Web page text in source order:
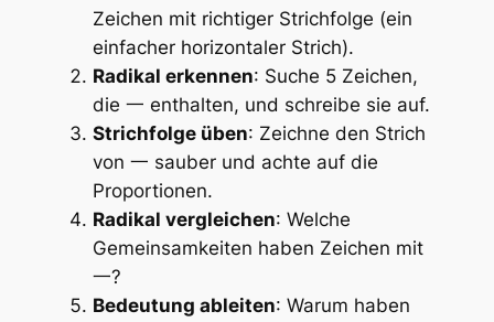
Zeichen mit richtiger Strichfolge (ein
einfacher horizontaler Strich).
Radikal erkennen: Suche 5 Zeichen,
die 一 enthalten, und schreibe sie auf.
Strichfolge üben: Zeichne den Strich
von 一 sauber und achte auf die
Proportionen.
Radikal vergleichen: Welche
Gemeinsamkeiten haben Zeichen mit
一?
Bedeutung ableiten: Warum haben